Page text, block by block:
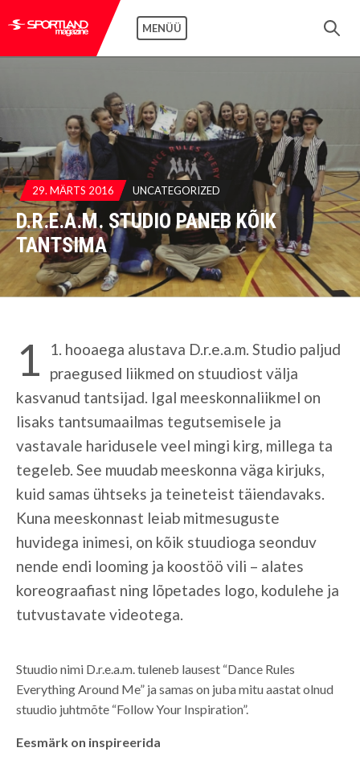
MENÜÜ
29. MÄRTS 2016 UNCATEGORIZED
D.R.E.A.M. STUDIO PANEB KÕIK
TANTSIMA
1
1. hooaega alustava D.r.e.a.m. Studio paljud
praegused liikmed on stuudiost välja
kasvanud tantsijad. Igal meeskonnaliikmel on
lisaks tantsumaailmas tegutsemisele ja
vastavale haridusele veel mingi kirg, millega ta
tegeleb. See muudab meeskonna väga kirjuks,
kuid samas ühtseks ja teineteist täiendavaks.
Kuna meeskonnast leiab mitmesuguste
huvidega inimesi, on kõik stuudioga seonduv
nende endi looming ja koostöö vili – alates
koreograafiast ning lõpetades logo, kodulehe ja
tutvustavate videotega.
Stuudio nimi D.r.e.a.m. tuleneb lausest “Dance Rules
Everything Around Me” ja samas on juba mitu aastat olnud
stuudio juhtmõte “Follow Your Inspiration”.
Eesmärk on inspireerida